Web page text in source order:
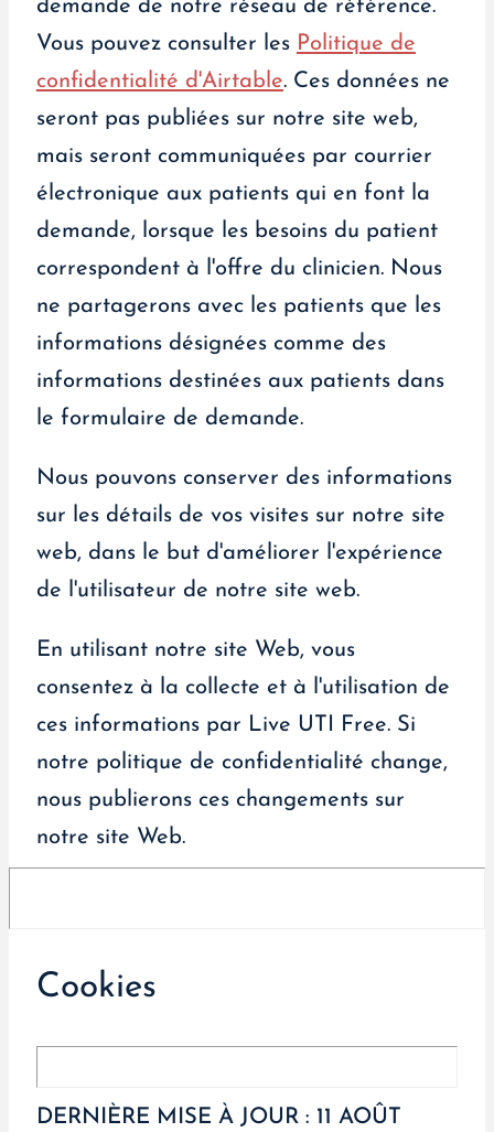
demande de notre réseau de référence.
Vous pouvez consulter les Politique de
confidentialité d'Airtable. Ces données ne
seront pas publiées sur notre site web,
mais seront communiquées par courrier
électronique aux patients qui en font la
demande, lorsque les besoins du patient
correspondent à l'offre du clinicien. Nous
ne partagerons avec les patients que les
informations désignées comme des
informations destinées aux patients dans
le formulaire de demande.
Nous pouvons conserver des informations
sur les détails de vos visites sur notre site
web, dans le but d'améliorer l'expérience
de l'utilisateur de notre site web.
En utilisant notre site Web, vous
consentez à la collecte et à l'utilisation de
ces informations par Live UTI Free. Si
notre politique de confidentialité change,
nous publierons ces changements sur
notre site Web.
Cookies
DERNIÈRE MISE À JOUR : 11 AOÛT